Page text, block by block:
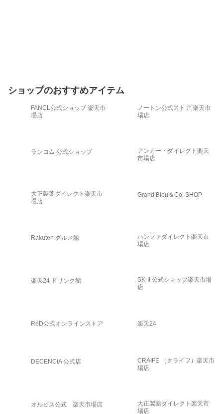
ショップのおすすめアイテム
FANCL公式ショップ 楽天市
場店
ノートン公式ストア 楽天市
場店
ランコム 公式ショップ
アンカー・ダイレクト楽天
市場店
大正製薬ダイレクト楽天市
場店
Grand Bleu＆Co. SHOP
Rakuten グルメ館
ハンファダイレクト楽天市
場店
楽天24 ドリンク館
SK-II 公式ショップ楽天市場
店
ReD公式オンラインストア 楽天24
DECENCIA 公式店
CRAIFE （クライフ）楽天市
場店
オルビス公式 楽天市場店
大正製薬ダイレクト楽天市
場店